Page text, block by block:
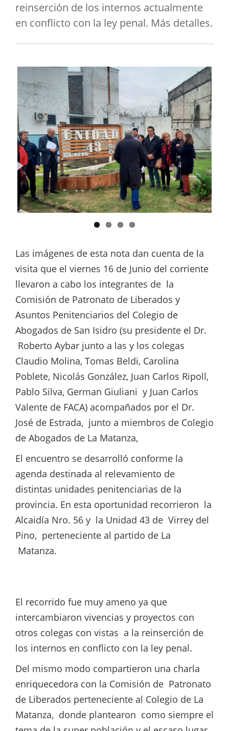
reinserción de los internos actualmente
en conflicto con la ley penal. Más detalles.
Las imágenes de esta nota dan cuenta de la
visita que el viernes 16 de Junio del corriente
llevaron a cabo los integrantes de la
Comisión de Patronato de Liberados y
Asuntos Penitenciarios del Colegio de
Abogados de San Isidro (su presidente el Dr.
Roberto Aybar junto a las y los colegas
Claudio Molina, Tomas Beldi, Carolina
Poblete, Nicolás González, Juan Carlos Ripoll,
Pablo Silva, German Giuliani y Juan Carlos
Valente de FACA) acompañados por el Dr.
José de Estrada, junto a miembros de Colegio
de Abogados de La Matanza,
El encuentro se desarrolló conforme la
agenda destinada al relevamiento de
distintas unidades penitenciarias de la
provincia. En esta oportunidad recorrieron la
Alcaidía Nro. 56 y la Unidad 43 de Virrey del
Pino, perteneciente al partido de La
Matanza.
El recorrido fue muy ameno ya que
intercambiaron vivencias y proyectos con
otros colegas con vistas a la reinserción de
los internos en conflicto con la ley penal.
Del mismo modo compartieron una charla
enriquecedora con la Comisión de Patronato
de Liberados perteneciente al Colegio de La
Matanza, donde plantearon como siempre el